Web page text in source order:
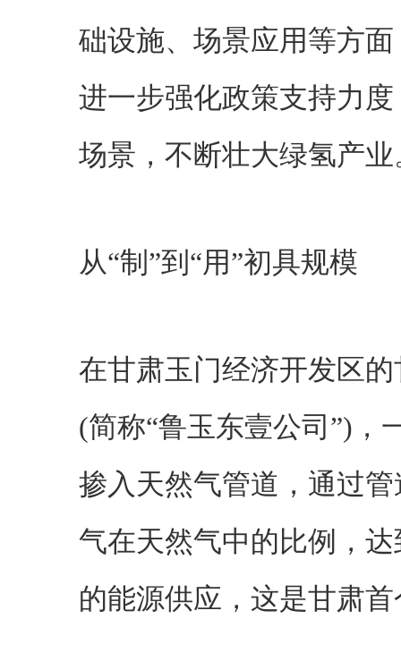
础设施、场景应用等方
进一步强化政策支持力
场景，不断壮大绿氢产业
从“制”到“用”初具规模
在甘肃玉门经济开发区
(简称“鲁玉东壹公司”)，
掺入天然气管道，通过
气在天然气中的比例，
的能源供应，这是甘肃